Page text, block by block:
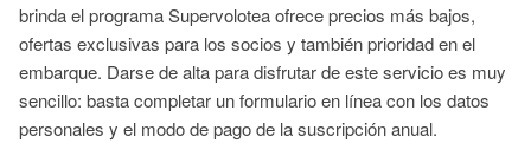
brinda el programa Supervolotea ofrece precios más bajos,
ofertas exclusivas para los socios y también prioridad en el
embarque. Darse de alta para disfrutar de este servicio es muy
sencillo: basta completar un formulario en línea con los datos
personales y el modo de pago de la suscripción anual.